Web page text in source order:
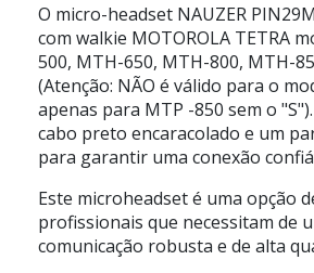
O micro-headset NAUZER
com walkie MOTOROLA TETRA
500, MTH-650, MTH-800, MTH-
(Atenção: NÃO é válido para o
apenas para MTP -850 sem o
cabo preto encaracolado e um
para garantir uma conexão
Este microheadset é uma opção
profissionais que necessitam de
comunicação robusta e de alta